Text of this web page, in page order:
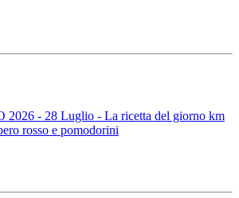
- 28 Luglio - La ricetta del giorno km
rosso e pomodorini